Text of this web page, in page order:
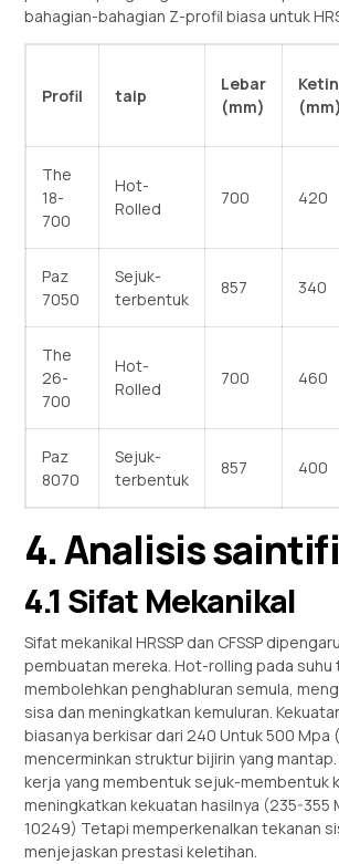
bahagian-bahagian Z-profil biasa untuk
Profil taip
Lebar
(mm)
(mm)
The
18-
700
Hot-
Rolled
700 420
Paz
7050
Sejuk-
terbentuk
857 340
The
26-
700
Hot-
Rolled
700 460
Paz
8070
Sejuk-
terbentuk
857 400
4. Analisis
4.1 Sifat Mekanikal
Sifat mekanikal HRSSP dan CFSSP
pembuatan mereka. Hot-rolling pada suhu
membolehkan penghabluran semula,
sisa dan meningkatkan kemuluran.
biasanya berkisar dari 240 Untuk 500 Mpa
mencerminkan struktur bijirin yang
kerja yang membentuk sejuk-membentuk
meningkatkan kekuatan hasilnya (235-355
10249) Tetapi memperkenalkan tekanan
menjejaskan prestasi keletihan.